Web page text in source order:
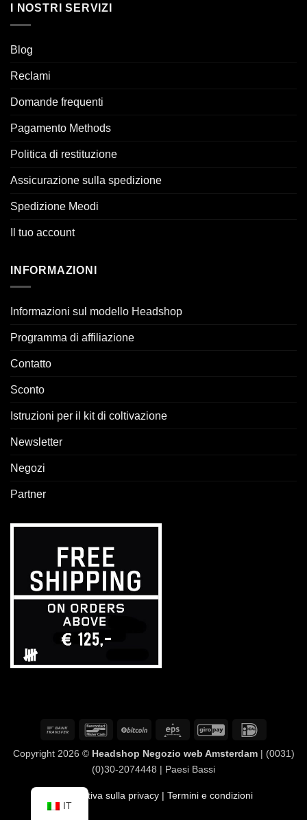
I NOSTRI SERVIZI
Blog
Reclami
Domande frequenti
Pagamento Methods
Politica di restituzione
Assicurazione sulla spedizione
Spedizione Meodi
Il tuo account
INFORMAZIONI
Informazioni sul modello Headshop
Programma di affiliazione
Contatto
Sconto
Istruzioni per il kit di coltivazione
Newsletter
Negozi
Partner
Bonifico
BancontactBitCoin Eps GiroPay
Copyright 2026 © Headshop Negozio web Amsterdam| (0031)
(0)30-2074448 | Paesi Bassi
Informativa sulla privacy | Termini e condizioni
IT